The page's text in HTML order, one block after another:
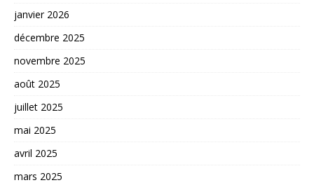
janvier 2026
décembre 2025
novembre 2025
août 2025
juillet 2025
mai 2025
avril 2025
mars 2025